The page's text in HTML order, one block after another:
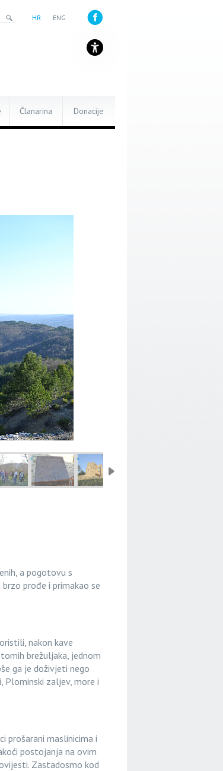
HR ENG
Članarina Donacije
a pogotovu s
prođe i primakao se
nakon kave
brežuljaka, jednom
ga je doživjeti nego
Plominski zaljev, more i
prošarani maslinicima i
postojanja na ovim
Zastadosmo kod